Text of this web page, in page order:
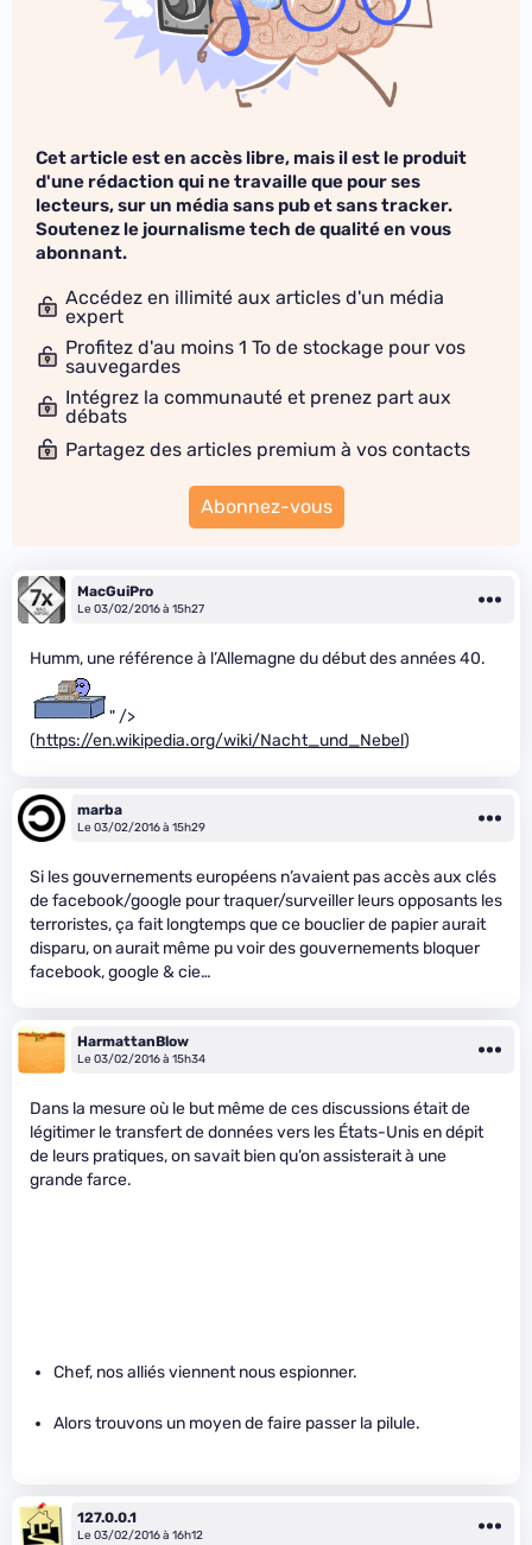
Cet article est en accès libre, mais il est le produit
d'une rédaction qui ne travaille que pour ses
lecteurs, sur un média sans pub et sans tracker.
Soutenez le journalisme tech de qualité en vous
abonnant.
Accédez en illimité aux articles d'un média
expert
Profitez d'au moins 1 To de stockage pour vos
sauvegardes
Intégrez la communauté et prenez part aux
débats
Partagez des articles premium à vos contacts
Abonnez-vous
MacGuiPro
Le 03/02/2016 à 15h27
Humm, une référence à l’Allemagne du début des années 40.
" />
(https://en.wikipedia.org/wiki/Nacht_und_Nebel)
marba
Le 03/02/2016 à 15h29
Si les gouvernements européens n’avaient pas accès aux clés
de facebook/google pour traquer/surveiller leurs opposants les
terroristes, ça fait longtemps que ce bouclier de papier aurait
disparu, on aurait même pu voir des gouvernements bloquer
facebook, google & cie…
HarmattanBlow
Le 03/02/2016 à 15h34
Dans la mesure où le but même de ces discussions était de
légitimer le transfert de données vers les États-Unis en dépit
de leurs pratiques, on savait bien qu’on assisterait à une
grande farce.
Chef, nos alliés viennent nous espionner.
Alors trouvons un moyen de faire passer la pilule.
127.0.0.1
Le 03/02/2016 à 16h12